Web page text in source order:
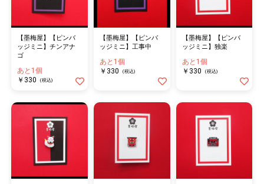
【墨梅屋】【ピンバ
ッジミニ】チンアナ
ゴ
あと1個
￥330
(税込)
【墨梅屋】【ピンバ
ッジミニ】工事中
あと1個
￥330
(税込)
【墨梅屋】【ピンバ
ッジミニ】独楽
あと1個
￥330
(税込)